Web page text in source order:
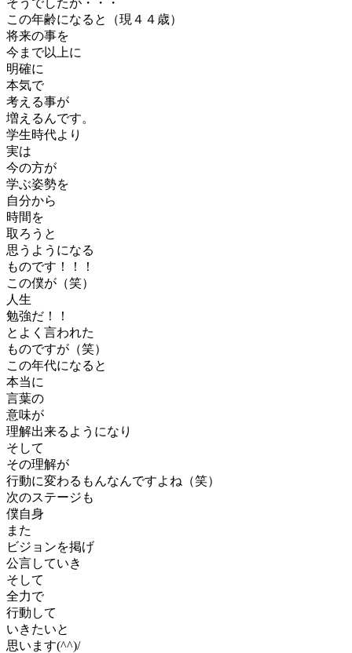
この年齢になると（現４４歳）
将来の事を
今まで以上に
明確に
本気で
考える事が
増えるんです。
学生時代より
実は
今の方が
学ぶ姿勢を
自分から
時間を
取ろうと
思うようになる
ものです！！！
この僕が（笑）
人生
勉強だ！！
とよく言われた
ものですが（笑）
この年代になると
本当に
言葉の
意味が
理解出来るようになり
そして
その理解が
行動に変わるもんなんですよね（笑）
次のステージも
僕自身
また
ビジョンを掲げ
公言していき
そして
全力で
行動して
いきたいと
思います(^^)/